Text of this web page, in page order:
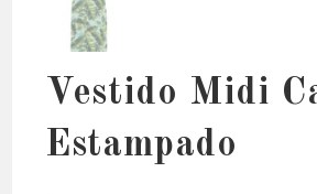
Vestido Midi
Estampado